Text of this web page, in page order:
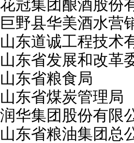
花冠集团酿酒股份
巨野县华美酒水营
山东道诚工程技术
山东省发展和改革
山东省粮食局
山东省煤炭管理局
润华集团股份有限
山东省粮油集团总